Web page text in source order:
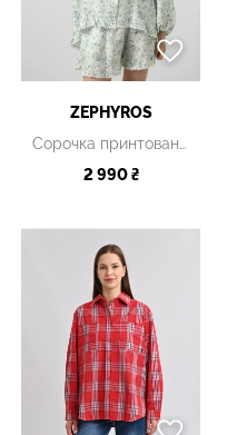
ZEPHYROS
Сорочка принтована блакитними квітами
2 990 ₴